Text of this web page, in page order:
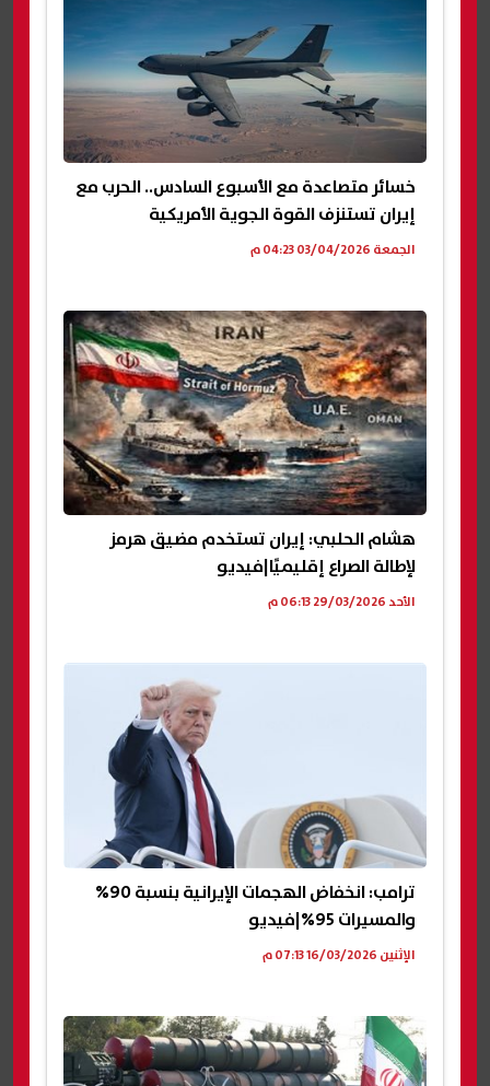
خسائر متصاعدة مع الأسبوع السادس.. الحرب مع
إيران تستنزف القوة الجوية الأمريكية
الجمعة 03/04/2026 04:23 م
هشام الحلبي: إيران تستخدم مضيق هرمز
لإطالة الصراع إقليميًا|فيديو
الأحد 29/03/2026 06:13 م
ترامب: انخفاض الهجمات الإيرانية بنسبة 90%
والمسيرات 95%|فيديو
الإثنين 16/03/2026 07:13 م